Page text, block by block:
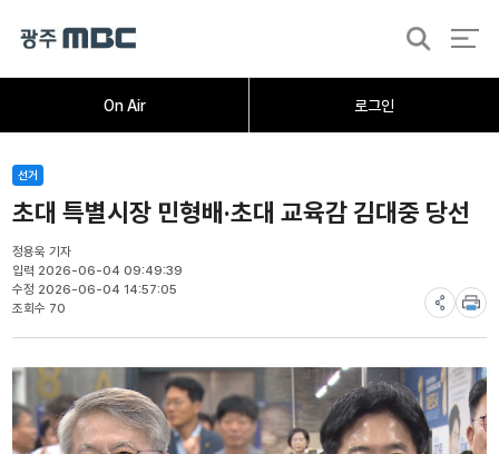
On Air 로그인
검
오늘의뉴스뉴스데스크 취재가시작되자
선거
초대 특별시장 민형배·초대 교육감 김대중 당선
정용욱 기자
입력 2026-06-04 09:49:39
수정 2026-06-04 14:57:05
조회수 70